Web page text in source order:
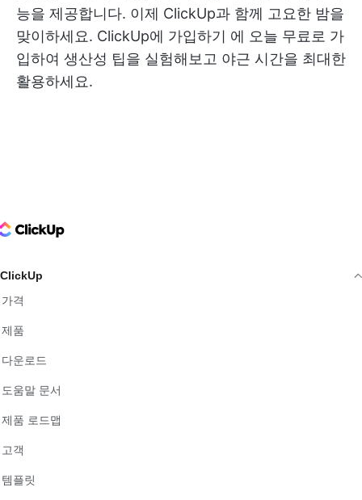
능을 제공합니다. 이제 ClickUp과 함께 고요한 밤을
맞이하세요. ClickUp에 가입하기 에 오늘 무료로 가
입하여 생산성 팁을 실험해보고 야근 시간을 최대한
활용하세요.
Logo
ClickUp
가격
제품
다운로드
도움말 문서
제품 로드맵
고객
템플릿